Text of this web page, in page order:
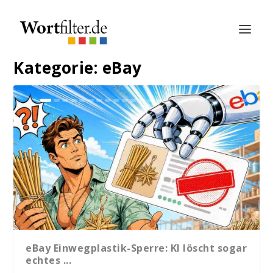
Kategorie: eBay
eBay Einwegplastik-Sperre: KI löscht sogar
echtes ...